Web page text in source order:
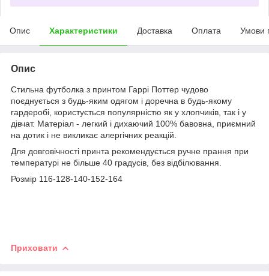
Опис Характеристики Доставка Оплата Умови
Опис
Стильна футболка з принтом Гаррі Поттер чудово
поєднується з будь-яким одягом і доречна в будь-якому
гардеробі, користується популярністю як у хлопчиків, так і у
дівчат. Матеріал - легкий і дихаючий 100% бавовна, приємний
на дотик і не викликає алергічних реакцій.
Для довговічності принта рекомендується ручне прання при
температурі не більше 40 градусів, без відбілювання.
Розмір 116-128-140-152-164
Приховати